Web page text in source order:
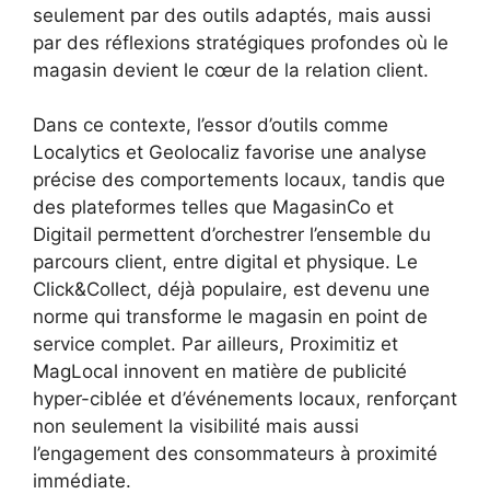
seulement par des outils adaptés, mais aussi
par des réflexions stratégiques profondes où le
magasin devient le cœur de la relation client.
Dans ce contexte, l’essor d’outils comme
Localytics et Geolocaliz favorise une analyse
précise des comportements locaux, tandis que
des plateformes telles que MagasinCo et
Digitail permettent d’orchestrer l’ensemble du
parcours client, entre digital et physique. Le
Click&Collect, déjà populaire, est devenu une
norme qui transforme le magasin en point de
service complet. Par ailleurs, Proximitiz et
MagLocal innovent en matière de publicité
hyper-ciblée et d’événements locaux, renforçant
non seulement la visibilité mais aussi
l’engagement des consommateurs à proximité
immédiate.